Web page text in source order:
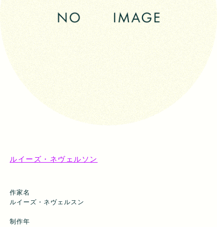
ルイーズ・ネヴェルソン
作家名
ルイーズ・ネヴェルスン
制作年